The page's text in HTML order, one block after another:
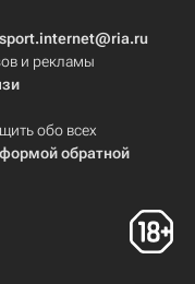
и рекламы
обо всех
формой обратной